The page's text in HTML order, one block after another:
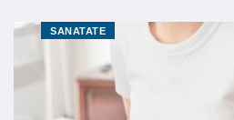
SANATATE